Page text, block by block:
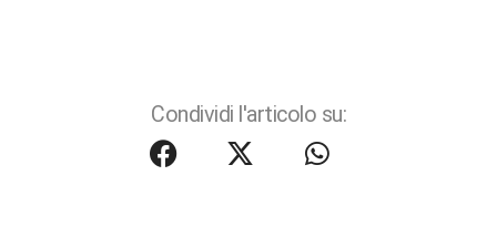
Condividi l'articolo su: